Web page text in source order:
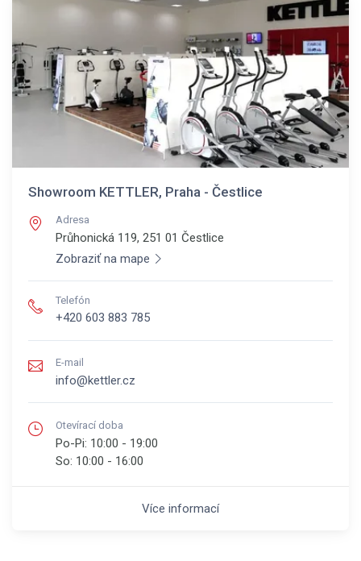
Showroom KETTLER, Praha - Čestlice
Adresa
Průhonická 119, 251 01 Čestlice
Zobraziť na mape
Telefón
+420 603 883 785
E-mail
info@kettler.cz
Otevírací doba
Po-Pi: 10:00 - 19:00
So: 10:00 - 16:00
Více informací